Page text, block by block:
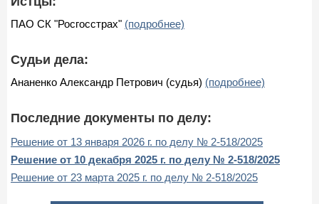
ПАО СК "Росгосстрах" (подробнее)
Судьи дела:
Ананенко Александр Петрович (судья) (подробнее)
Последние документы по делу:
Решение от 13 января 2026 г. по делу № 2-518/2025
Решение от 10 декабря 2025 г. по делу № 2-518/2025
Решение от 23 марта 2025 г. по делу № 2-518/2025